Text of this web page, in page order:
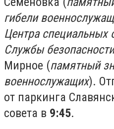
гибели
Центра специальных
Службы
Мирное (памятный
военнослужащих).
от паркинга
совета в 9:45.